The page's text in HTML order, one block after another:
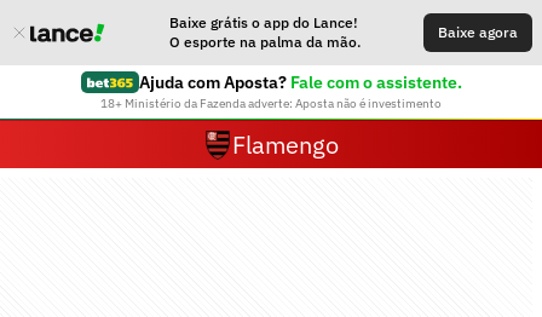
Baixe grátis o app do Lance!
O esporte na palma da mão.
Baixe agora
Ajuda com Aposta? Fale com o assistente.
18+ Ministério da Fazenda adverte: Aposta não é investimento
Flamengo